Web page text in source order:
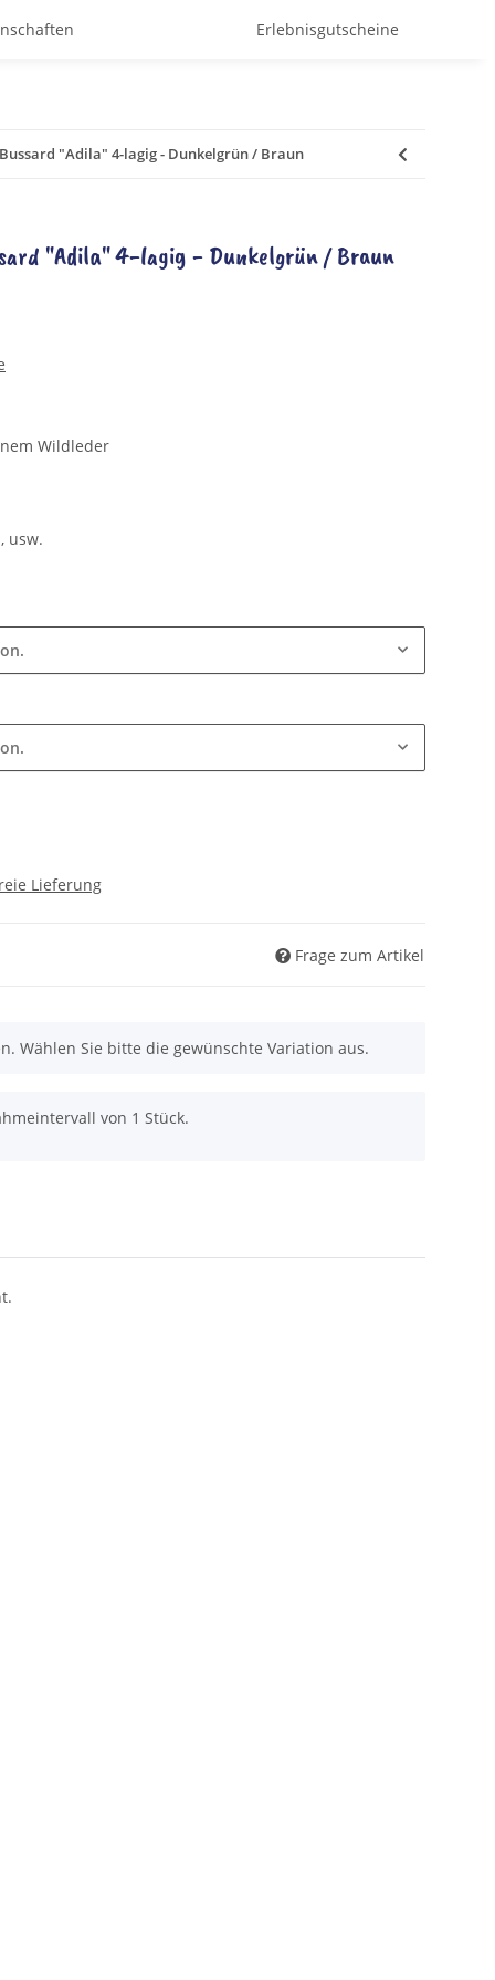
Erlebnisgutscheine
"Adila" 4-lagig - Dunkelgrün / Braun
"Adila" 4-lagig - Dunkelgrün / Braun
Wildleder
usw.
Lieferung
Frage zum Artikel
Wählen Sie bitte die gewünschte Variation aus.
von 1 Stück.